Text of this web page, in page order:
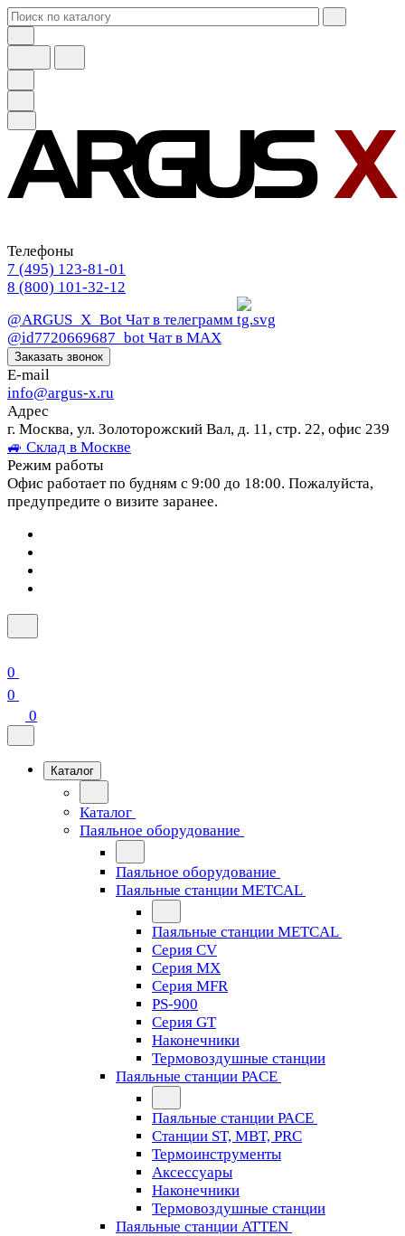
Телефоны
7 (495) 123-81-01
8 (800) 101-32-12
@ARGUS_X_Bot Чат в телеграмм
@id7720669687_bot Чат в МАХ
Заказать звонок
E-mail
info@argus-x.ru
Адрес
г. Москва, ул. Золоторожский Вал, д. 11, стр. 22, офис 239
🚙 Склад в Москве
Режим работы
Офис работает по будням с 9:00 до 18:00. Пожалуйста,
предупредите о визите заранее.
0
0
0
Каталог
Каталог
Паяльное оборудование
Паяльное оборудование
Паяльные станции METCAL
Паяльные станции METCAL
Серия CV
Серия MX
Серия MFR
PS-900
Серия GT
Наконечники
Термовоздушные станции
Паяльные станции PACE
Паяльные станции PACE
Станции ST, MBT, PRC
Термоинструменты
Аксессуары
Наконечники
Термовоздушные станции
Паяльные станции ATTEN